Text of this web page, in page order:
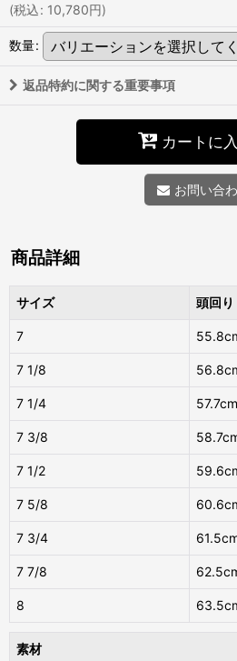
(税込: 10,780円)
数量:
返品特約に関する重要事項
カートに
お問い合
商品詳細
サイズ 頭回り
7
7 1/8
7 1/4 57.7cm
7 3/8
7 1/2
7 5/8
7 3/4
7 7/8
8
素材